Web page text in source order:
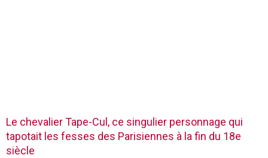
Le chevalier Tape-Cul, ce singulier personnage qui
tapotait les fesses des Parisiennes à la fin du 18e
siècle